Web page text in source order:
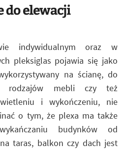
do elewacji
indywidualnym oraz w
pleksiglas pojawia się jako
na ścianę, do
rodzajów mebli czy też
i wykończeniu, nie
o tym, że plexa ma także
budynków od
taras, balkon czy dach jest